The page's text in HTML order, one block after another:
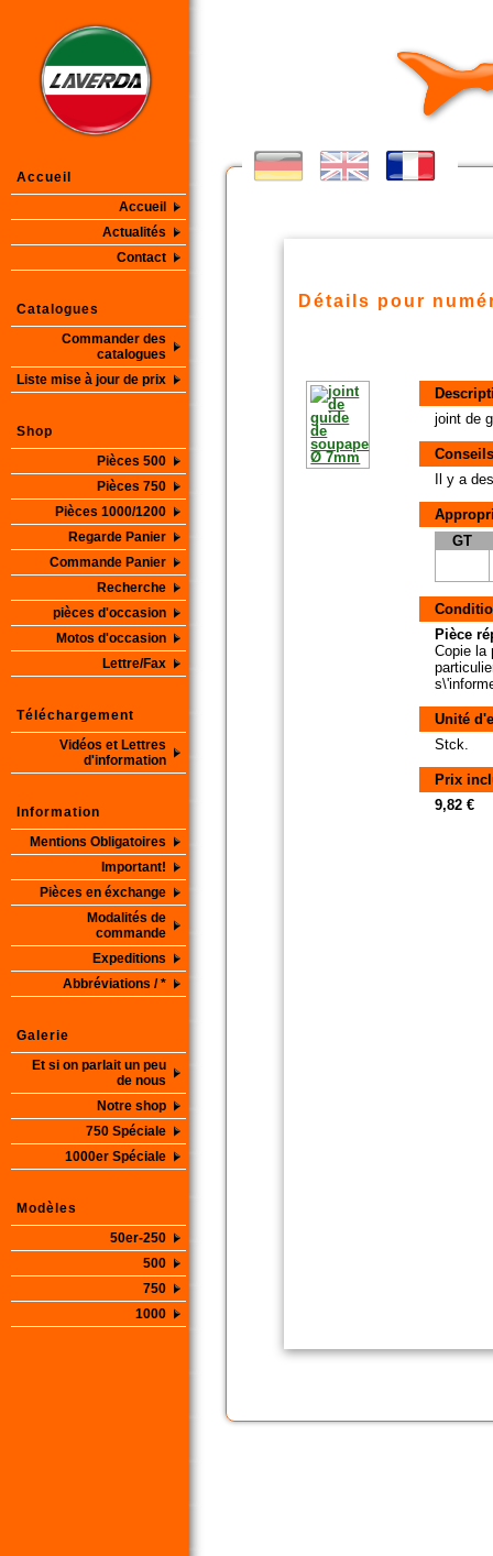
Accueil
Accueil
Actualités
Contact
Catalogues
Commander des
catalogues
Liste mise à jour de prix
Shop
Pièces 500
Pièces 750
Pièces 1000/1200
Regarde Panier
Commande Panier
Recherche
pièces d'occasion
Motos d'occasion
Lettre/Fax
Téléchargement
Vidéos et Lettres
d'information
Information
Mentions Obligatoires
Important!
Pièces en éxchange
Modalités de
commande
Expeditions
Abbréviations / *
Galerie
Et si on parlait un peu
de nous
Notre shop
750 Spéciale
1000er Spéciale
Modèles
50er-250
500
750
1000
Détails pour
joint de
Il y a
GT
Pièce
Copie la
Unité
Stck.
Prix
9,82 €